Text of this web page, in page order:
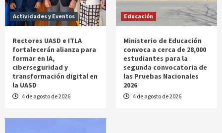
Actividades y Eventos
Rectores UASD e ITLA
fortalecerán alianza para
formar en IA,
ciberseguridad y
transformación digital en
la UASD
4 de agosto de 2026
Educación
Ministerio de Educación
convoca a cerca de 28,000
estudiantes para la
segunda convocatoria de
las Pruebas Nacionales
2026
4 de agosto de 2026